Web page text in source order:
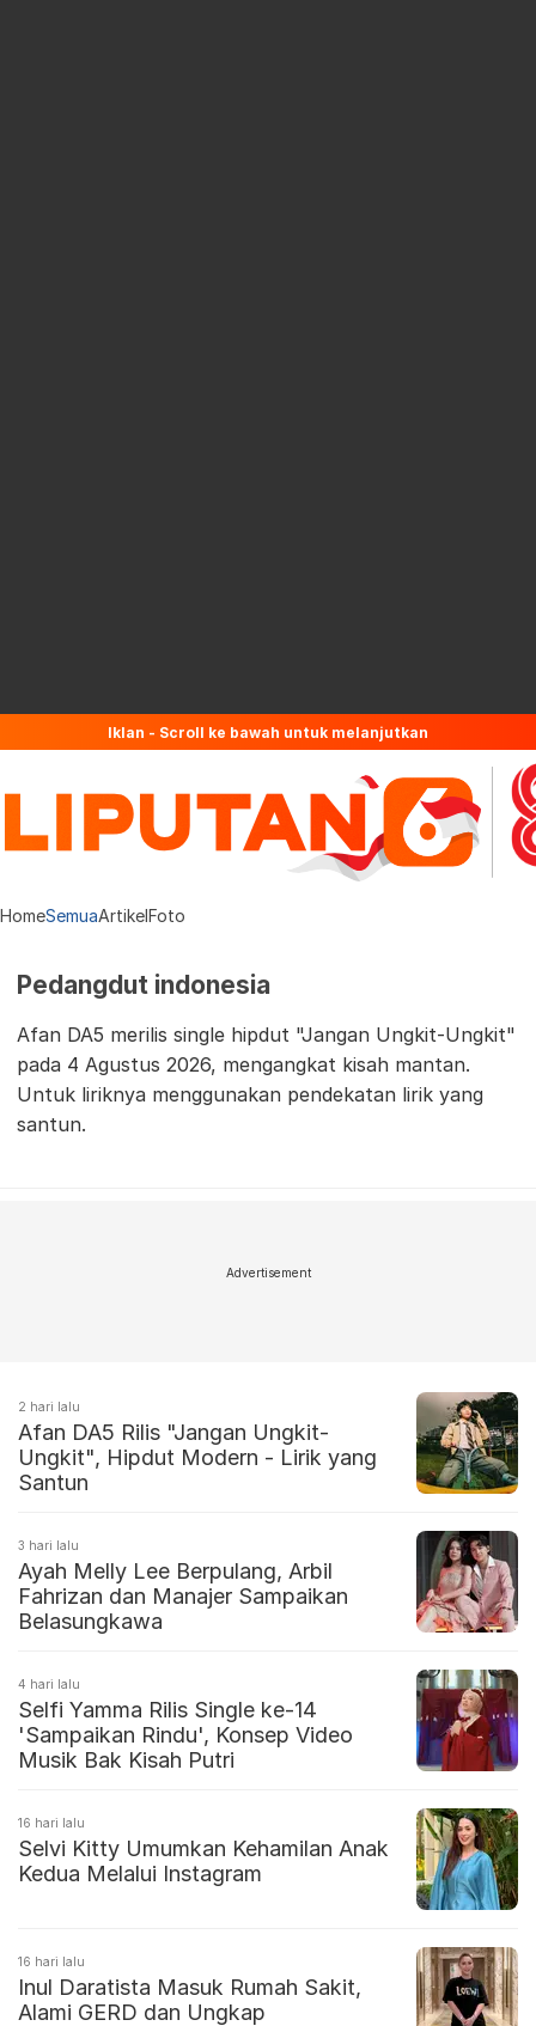
Iklan - Scroll ke bawah untuk melanjutkan
HomeSemuaArtikelFoto
Pedangdut indonesia
Afan DA5 merilis single hipdut "Jangan Ungkit-Ungkit"
pada 4 Agustus 2026, mengangkat kisah mantan.
Untuk liriknya menggunakan pendekatan lirik yang
santun.
Advertisement
2 hari lalu
Afan DA5 Rilis "Jangan Ungkit-
Ungkit", Hipdut Modern - Lirik yang
Santun
3 hari lalu
Ayah Melly Lee Berpulang, Arbil
Fahrizan dan Manajer Sampaikan
Belasungkawa
4 hari lalu
Selfi Yamma Rilis Single ke-14
'Sampaikan Rindu', Konsep Video
Musik Bak Kisah Putri
16 hari lalu
Selvi Kitty Umumkan Kehamilan Anak
Kedua Melalui Instagram
16 hari lalu
Inul Daratista Masuk Rumah Sakit,
Alami GERD dan Ungkap